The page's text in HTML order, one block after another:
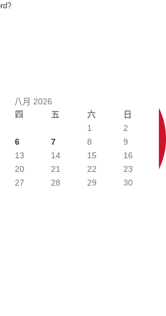
八月 2026
四 五 六 日
1
2
6 7 8
9
13 14 15
16
20 21 22
23
27 28 29
30